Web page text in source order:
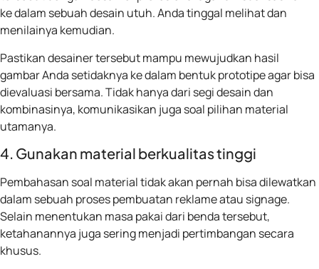
ke dalam sebuah desain utuh. Anda tinggal melihat dan
menilainya kemudian.
Pastikan desainer tersebut mampu mewujudkan hasil
gambar Anda setidaknya ke dalam bentuk prototipe agar bisa
dievaluasi bersama. Tidak hanya dari segi desain dan
kombinasinya, komunikasikan juga soal pilihan material
utamanya.
4. Gunakan material berkualitas tinggi
Pembahasan soal material tidak akan pernah bisa dilewatkan
dalam sebuah proses pembuatan reklame atau signage.
Selain menentukan masa pakai dari benda tersebut,
ketahanannya juga sering menjadi pertimbangan secara
khusus.